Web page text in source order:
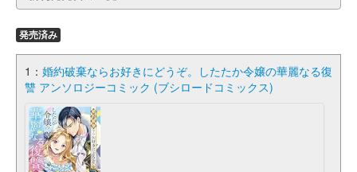
発売済み
1： 婚約破棄ならお好きにどうぞ。したたか令嬢の華麗なる復
讐 アンソロジーコミック (ブシロードコミックス)